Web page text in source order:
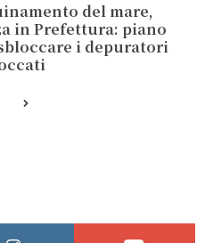
del mare,
in Prefettura: piano
i depuratori